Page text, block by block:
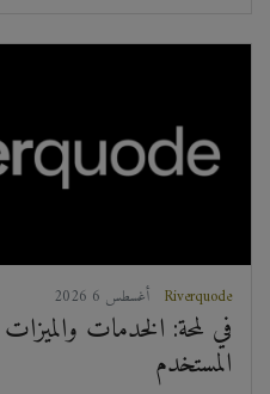
Riverquode
المستخدم